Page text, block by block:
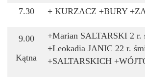
7.30 + KURZACZ +BURY
9.00
Kątna
+Marian SALTARSKI 2 r.
+Leokadia JANIC 22 r.
+SALTARSKICH